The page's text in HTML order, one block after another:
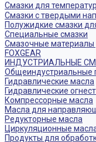
Смазки для
Смазки с твердыми
Полужидкие смазки
Специальные смазки
Смазочные материалы
FOXGEAR
ИНДУСТРИАЛЬНЫЕ
Общеиндустриальные
Гидравлические масла
Гидравлические
Компрессорные масла
Масла для
Редукторные масла
Циркуляционные
Продукты для